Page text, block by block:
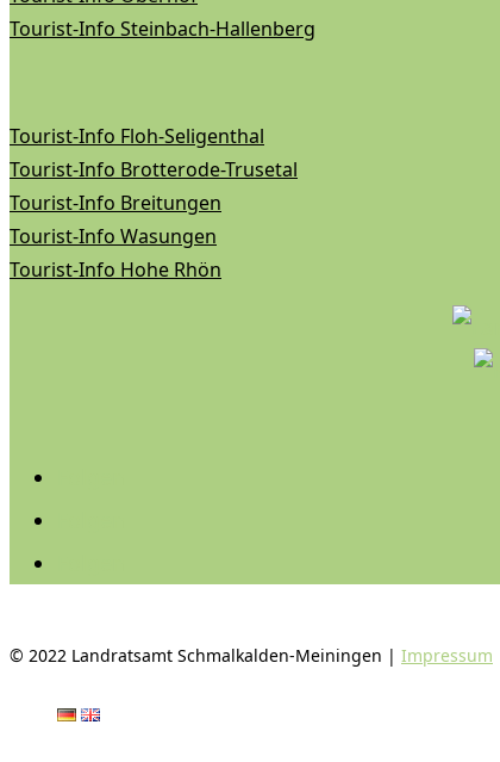
Tourist-Info Steinbach-Hallenberg
Tourist-Info Floh-Seligenthal
Tourist-Info Brotterode-Trusetal
Tourist-Info Breitungen
Tourist-Info Wasungen
Tourist-Info Hohe Rhön
© 2022 Landratsamt Schmalkalden-Meiningen | Impressum